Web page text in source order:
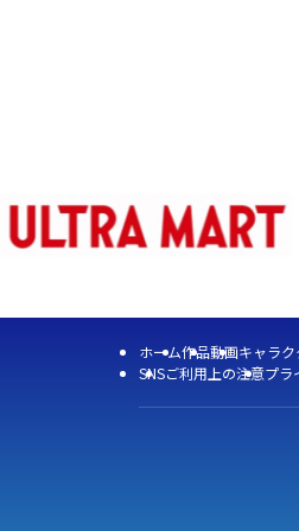
ホーム作品動画キャラク
SNSご利用上の注意プラ